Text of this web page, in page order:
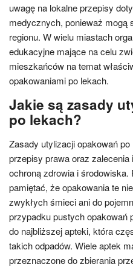
uwagę na lokalne przepisy
medycznych, ponieważ mogą
regionu. W wielu miastach
edukacyjne mające na celu
mieszkańców na temat
opakowaniami po lekach.
Jakie są zasady
po lekach?
Zasady utylizacji opakowań
przepisy prawa oraz
ochroną zdrowia i
pamiętać, że opakowania te
zwykłych śmieci ani do
przypadku pustych opakowań
do najbliższej apteki, która
takich odpadów. Wiele aptek
przeznaczone do zbierania